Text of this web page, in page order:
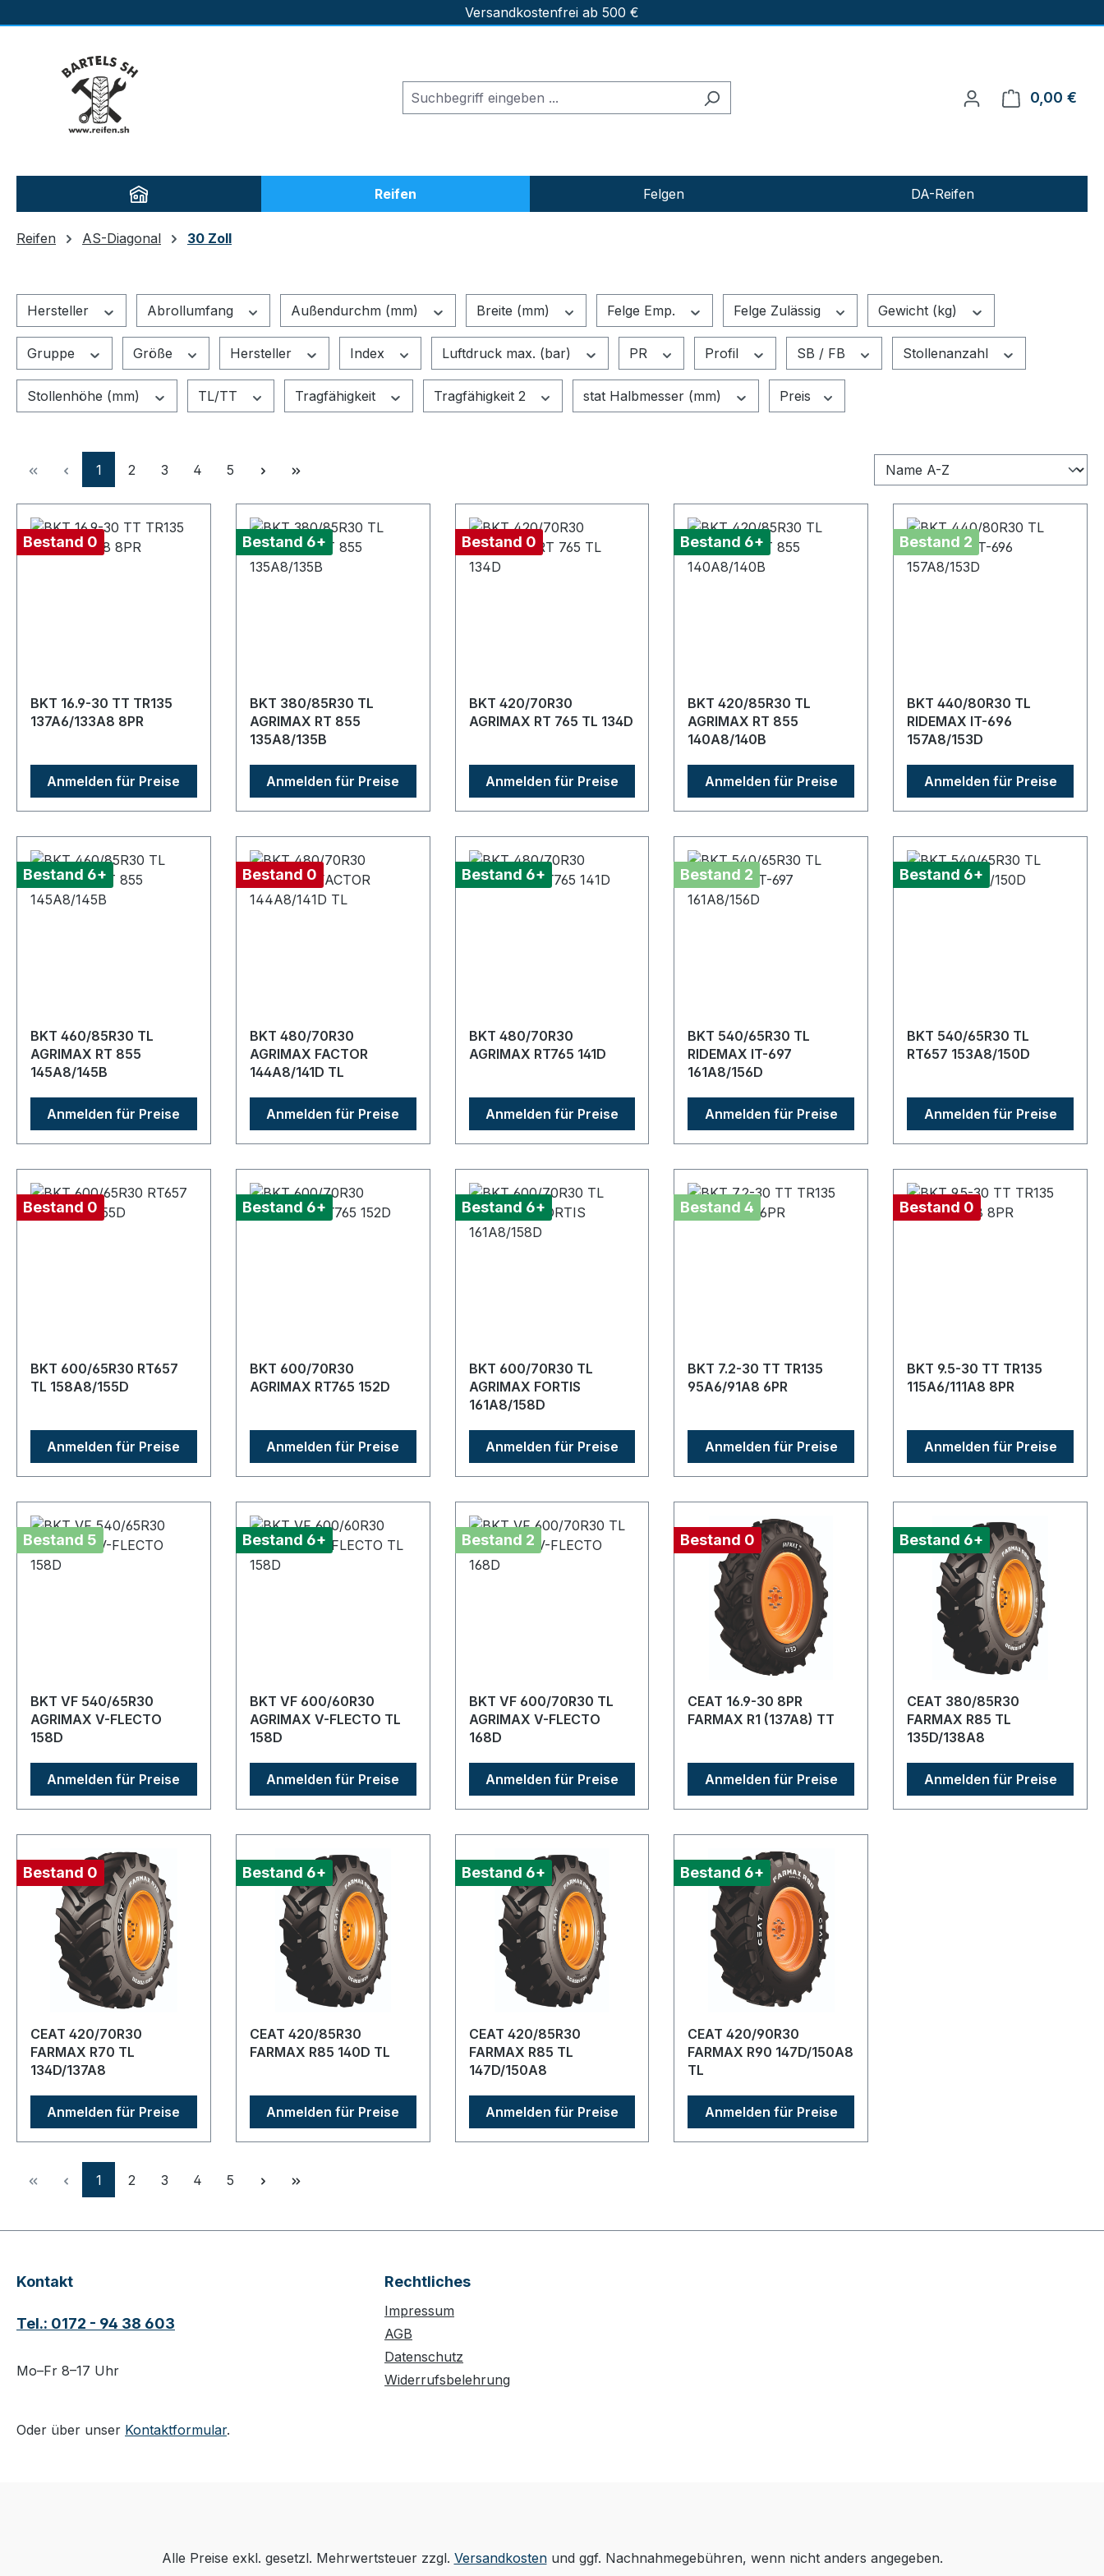
Versandkostenfrei ab 500 €
0,00 €
Reifen Felgen DA-Reifen
Reifen AS-Diagonal 30 Zoll
Hersteller Abrollumfang Außendurchm (mm) Breite (mm) Felge Emp. Felge Zulässig Gewicht (kg)
Gruppe Größe Hersteller Index Luftdruck max. (bar) PR Profil SB / FB Stollenanzahl
Stollenhöhe (mm) TL/TT Tragfähigkeit Tragfähigkeit 2 stat Halbmesser (mm) Preis
Seite
1 Seite
2 Seite
3 Seite
4 Seite
5
Bestand 0
BKT 16.9-30 TT TR135
137A6/133A8 8PR
Anmelden für Preise
Bestand 6+
BKT 380/85R30 TL
AGRIMAX RT 855
135A8/135B
Anmelden für Preise
Bestand 0
BKT 420/70R30
AGRIMAX RT 765 TL 134D
Anmelden für Preise
Bestand 6+
BKT 420/85R30 TL
AGRIMAX RT 855
140A8/140B
Anmelden für Preise
Bestand 2
BKT 440/80R30 TL
RIDEMAX IT-696
157A8/153D
Anmelden für Preise
Bestand 6+
BKT 460/85R30 TL
AGRIMAX RT 855
145A8/145B
Anmelden für Preise
Bestand 0
BKT 480/70R30
AGRIMAX FACTOR
144A8/141D TL
Anmelden für Preise
Bestand 6+
BKT 480/70R30
AGRIMAX RT765 141D
Anmelden für Preise
Bestand 2
BKT 540/65R30 TL
RIDEMAX IT-697
161A8/156D
Anmelden für Preise
Bestand 6+
BKT 540/65R30 TL
RT657 153A8/150D
Anmelden für Preise
Bestand 0
BKT 600/65R30 RT657
TL 158A8/155D
Anmelden für Preise
Bestand 6+
BKT 600/70R30
AGRIMAX RT765 152D
Anmelden für Preise
Bestand 6+
BKT 600/70R30 TL
AGRIMAX FORTIS
161A8/158D
Anmelden für Preise
Bestand 4
BKT 7.2-30 TT TR135
95A6/91A8 6PR
Anmelden für Preise
Bestand 0
BKT 9.5-30 TT TR135
115A6/111A8 8PR
Anmelden für Preise
Bestand 5
BKT VF 540/65R30
AGRIMAX V-FLECTO
158D
Anmelden für Preise
Bestand 6+
BKT VF 600/60R30
AGRIMAX V-FLECTO TL
158D
Anmelden für Preise
Bestand 2
BKT VF 600/70R30 TL
AGRIMAX V-FLECTO
168D
Anmelden für Preise
Bestand 0
CEAT 16.9-30 8PR
FARMAX R1 (137A8) TT
Anmelden für Preise
Bestand 6+
CEAT 380/85R30
FARMAX R85 TL
135D/138A8
Anmelden für Preise
Bestand 0
CEAT 420/70R30
FARMAX R70 TL
134D/137A8
Anmelden für Preise
Bestand 6+
CEAT 420/85R30
FARMAX R85 140D TL
Anmelden für Preise
Bestand 6+
CEAT 420/85R30
FARMAX R85 TL
147D/150A8
Anmelden für Preise
Bestand 6+
CEAT 420/90R30
FARMAX R90 147D/150A8
TL
Anmelden für Preise
Seite
1 Seite
2 Seite
3 Seite
4 Seite
5
Kontakt
Tel.: 0172 - 94 38 603
Mo–Fr 8–17 Uhr
Oder über unser Kontaktformular.
Rechtliches
Impressum
AGB
Datenschutz
Widerrufsbelehrung
Alle Preise exkl. gesetzl. Mehrwertsteuer zzgl. Versandkostenund ggf. Nachnahmegebühren, wenn nicht anders angegeben.